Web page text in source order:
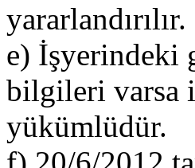
yararlandırılır.
e) İşyerindeki
bilgileri varsa
yükümlüdür.